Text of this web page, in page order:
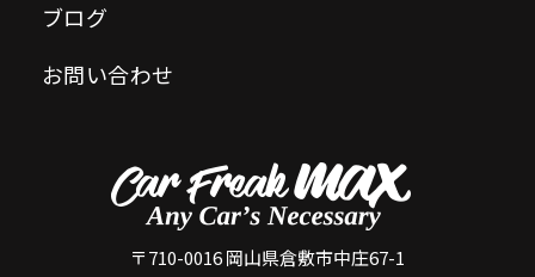
ブログ
お問い合わせ
〒710-0016 岡山県倉敷市中庄67-1